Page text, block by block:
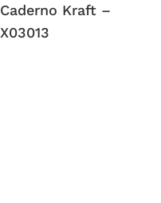
Caderno Kraft –
X03013